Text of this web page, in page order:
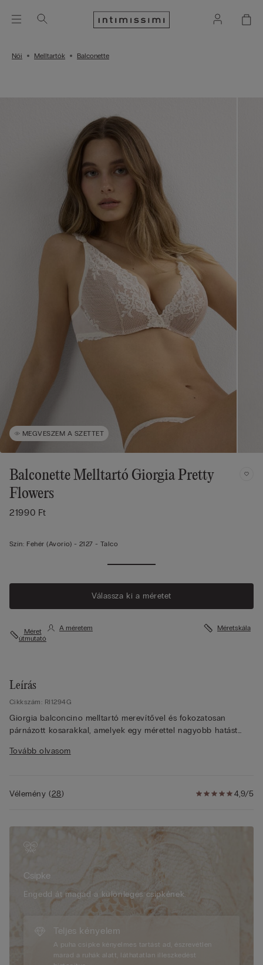
Női Melltartók Balconette
MEGVESZEM A SZETTET
Balconette Melltartó Giorgia Pretty
Flowers
21990 Ft
Szín: Fehér (avorio) - 2127 - Talco
Válassza ki a méretet
Méret
útmutató
A méretem Méretskála
Leírás
Cikkszám: RI1294G
Giorgia balconcino melltartó merevítővel és fokozatosan
párnázott kosarakkal, amelyek egy mérettel nagyobb hatást
melynek jellegzetessége az azonos tónusú vagy kontrasztos
és ideálissá teszi a melltartót azok számára, akik egy
visel.
Tovább olvasom
4,9/5
Vélemény(28)
Csipke
Engedd át magad a különleges csipkének.
Teljes kényelem
A puha csipke kényelmes tartást ad, észrevétlen
marad a ruhák alatt, láthatatlan illeszkedést